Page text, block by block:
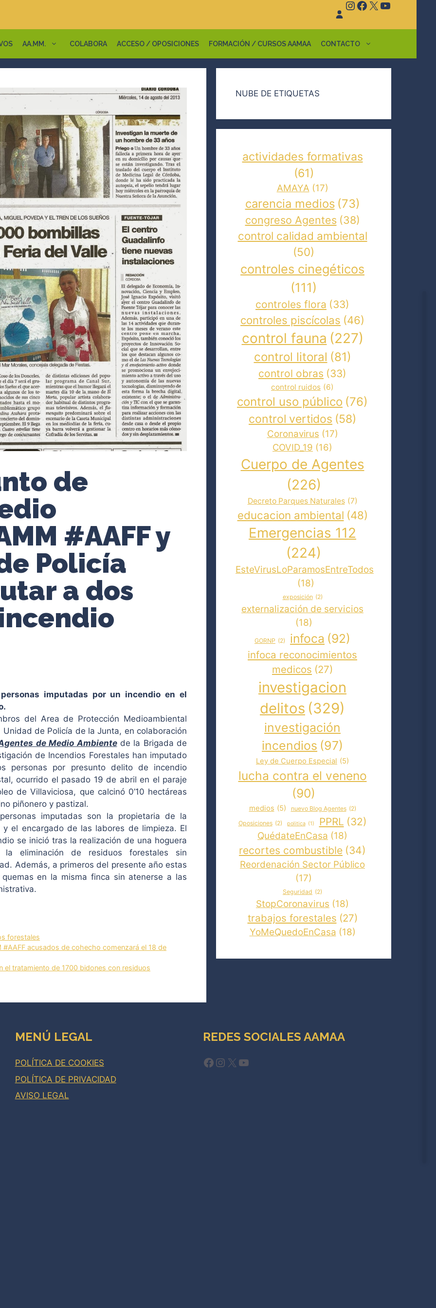
Instagram
Facebook
X YouTube
AA.MM. COLABORA ACCESO / OPOSICIONES FORMACIÓN / CURSOS AAMAA CONTACTO
de
#AAFF y
Policía
a dos
imputadas por un incendio en el
del Area de Protección Medioambiental
Unidad de Policía de la Junta, en colaboración
de Medio Ambientede la Brigada de
de Incendios Forestales han imputado
personas por presunto delito de incendio
ocurrido el pasado 19 de abril en el paraje
de Villaviciosa, que calcinó 0’10 hectáreas
piñonero y pastizal.
imputadas son la propietaria de la
y el encargado de las labores de limpieza. El
se inició tras la realización de una hoguera
la eliminación de residuos forestales sin
Además, a primeros del presente año estas
en la misma finca sin atenerse a las
forestales
acusados de cohecho comenzará el 18 de
el tratamiento de 1700 bidones con residuos
NUBE DE ETIQUETAS
actividades formativas
(61)
AMAYA (17)
carencia medios (73)
congreso Agentes (38)
control calidad ambiental
(50)
controles cinegéticos
(111)
controles flora (33)
controles piscícolas (46)
control fauna (227)
control litoral (81)
control obras (33)
control ruidos (6)
control uso público (76)
control vertidos (58)
Coronavirus (17)
COVID_19 (16)
Cuerpo de Agentes
(226)
Decreto Parques Naturales (7)
educacion ambiental (48)
Emergencias 112
(224)
EsteVirusLoParamosEntreTodos
(18)
exposición (2)
externalización de servicios
(18)
GORNP (2) infoca (92)
infoca reconocimientos
medicos (27)
investigacion
delitos (329)
investigación
incendios (97)
Ley de Cuerpo Especial (5)
lucha contra el veneno
(90)
medios (5) nuevo Blog Agentes (2)
Oposiciones (2) politica (1) PPRL (32)
QuédateEnCasa (18)
recortes combustible (34)
Reordenación Sector Público
(17)
Seguridad (2)
StopCoronavirus (18)
trabajos forestales (27)
YoMeQuedoEnCasa (18)
MENÚ LEGAL
POLÍTICA DE COOKIES
POLÍTICA DE PRIVACIDAD
AVISO LEGAL
REDES SOCIALES AAMAA
Facebook
Instagram
X YouTube